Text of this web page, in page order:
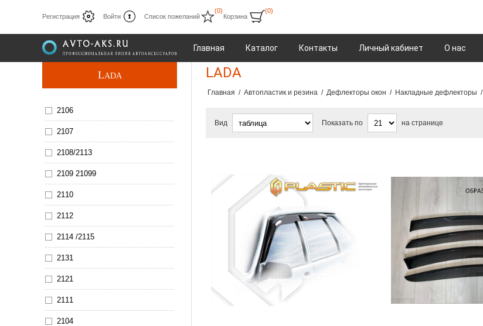
Регистрация Войти Список пожеланий
(0)
Корзина
(0)
Главная Каталог Контакты Личный кабинет О нас
LADA
Главная / Автопластик и резина / Дефлекторы окон / Накладные дефлекторы /
Вид Показать по на странице
LADA
2106
2107
2108/2113
2109 21099
2110
2112
2114 /2115
2131
2121
2111
2104